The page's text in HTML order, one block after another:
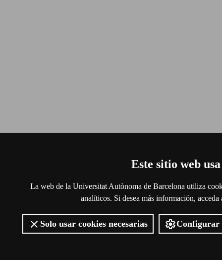
Este sitio web
La web de la Universitat Autònoma de Barcelona utiliza
analíticos. Si desea más información, acceda
Solo usar cookies necesarias Configurar